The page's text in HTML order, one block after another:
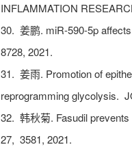
INFLAMMATION
30. 姜鹏. miR-590-5p
8728, 2021.
31. 姜雨. Promotion of
reprogramming glycolysis.
32. 韩秋菊. Fasudil
27, 3581, 2021.